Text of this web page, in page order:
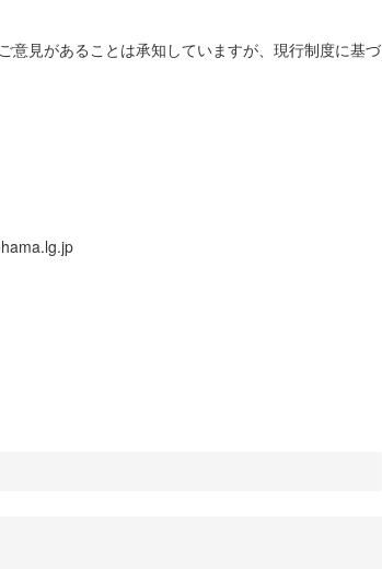
意見があることは承知していますが、現行制度に基づ